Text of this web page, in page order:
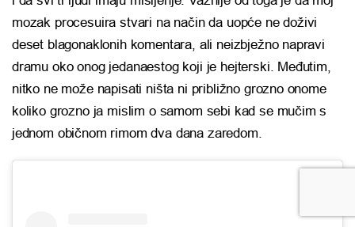
mozak procesuira stvari na način da uopće ne doživi
deset blagonaklonih komentara, ali neizbježno napravi
dramu oko onog jedanaestog koji je hejterski. Međutim,
nitko ne može napisati ništa ni približno grozno onome
koliko grozno ja mislim o samom sebi kad se mučim s
jednom običnom rimom dva dana zaredom.